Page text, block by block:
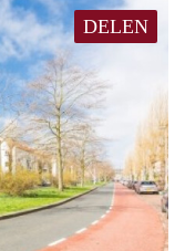
DELEN